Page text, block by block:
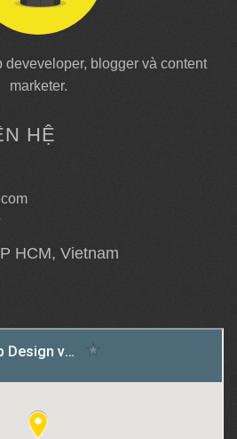
blogger và content
marketer.
HỆ
HCM, Vietnam